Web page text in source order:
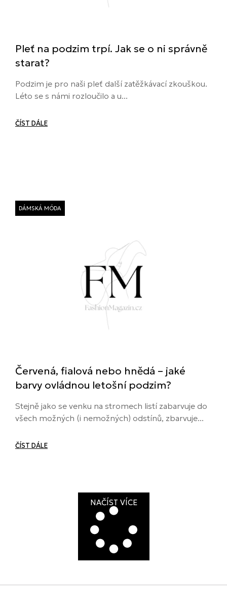
Pleť na podzim trpí. Jak se o ni správně
starat?
Podzim je pro naši pleť další zatěžkávací zkouškou.
Léto se s námi rozloučilo a u...
ČÍST DÁLE
DÁMSKÁ MÓDA
Červená, fialová nebo hnědá – jaké
barvy ovládnou letošní podzim?
Stejně jako se venku na stromech listí zabarvuje do
všech možných (i nemožných) odstínů, zbarvuje...
ČÍST DÁLE
NAČÍST VÍCE